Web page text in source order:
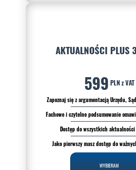
AKTUALNOŚCI PLUS
599 PLN z VAT
Zapoznaj się z argumentacją Urzędu,
Fachowe i czytelne podsumowanie
Dostęp do wszystkich
Jako pierwszy masz dostęp do
WYBIERAM